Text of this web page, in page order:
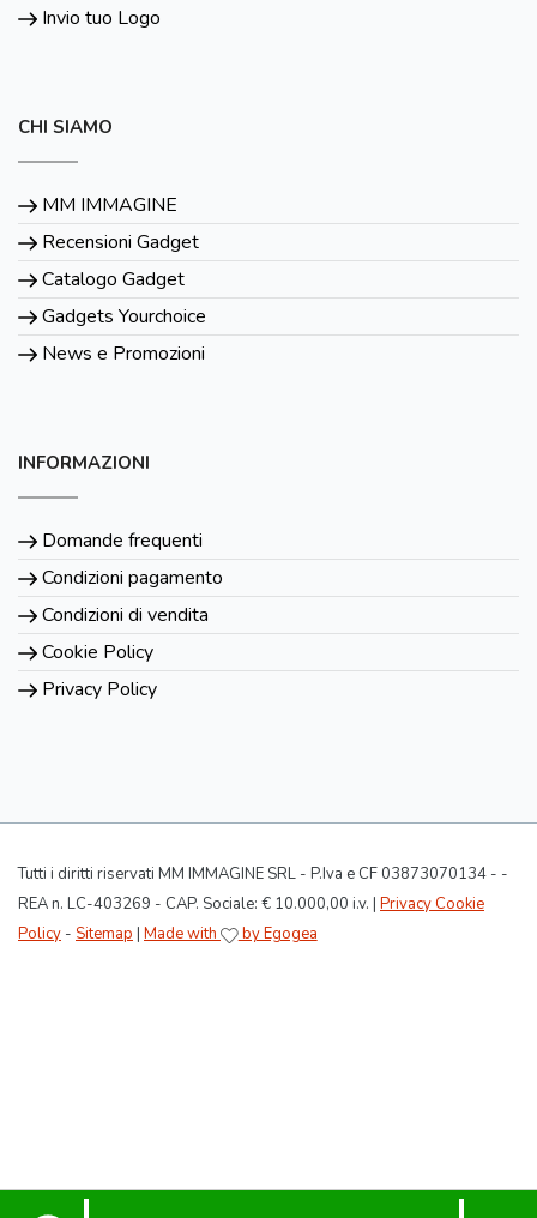
Invio tuo Logo
CHI SIAMO
MM IMMAGINE
Recensioni Gadget
Catalogo Gadget
Gadgets Yourchoice
News e Promozioni
INFORMAZIONI
Domande frequenti
Condizioni pagamento
Condizioni di vendita
Cookie Policy
Privacy Policy
Tutti i diritti riservati MM IMMAGINE SRL - P.Iva e CF 03873070134 - -
REA n. LC-403269 - CAP. Sociale: € 10.000,00 i.v. | Privacy Cookie
Policy - Sitemap Made with by Egogea